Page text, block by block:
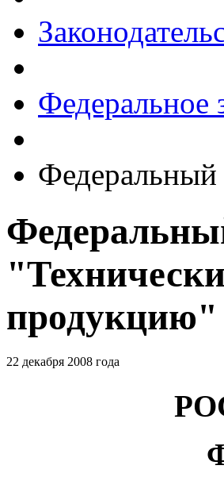
Федеральное
продукцию"
22 декабря 2008 года